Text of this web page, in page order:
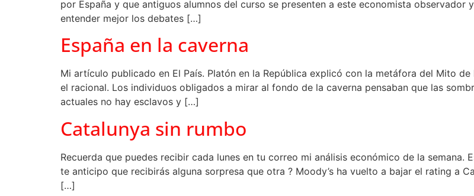
por España y que antiguos alumnos del curso se presenten a este economista
entender mejor los debates […]
España en la caverna
Mi artículo publicado en El País. Platón en la República explicó con la metáfora del Mito
el racional. Los individuos obligados a mirar al fondo de la caverna pensaban que las
actuales no hay esclavos y […]
Catalunya sin rumbo
Recuerda que puedes recibir cada lunes en tu correo mi análisis económico de la
te anticipo que recibirás alguna sorpresa que otra ? Moody’s ha vuelto a bajar el rating a
[…]